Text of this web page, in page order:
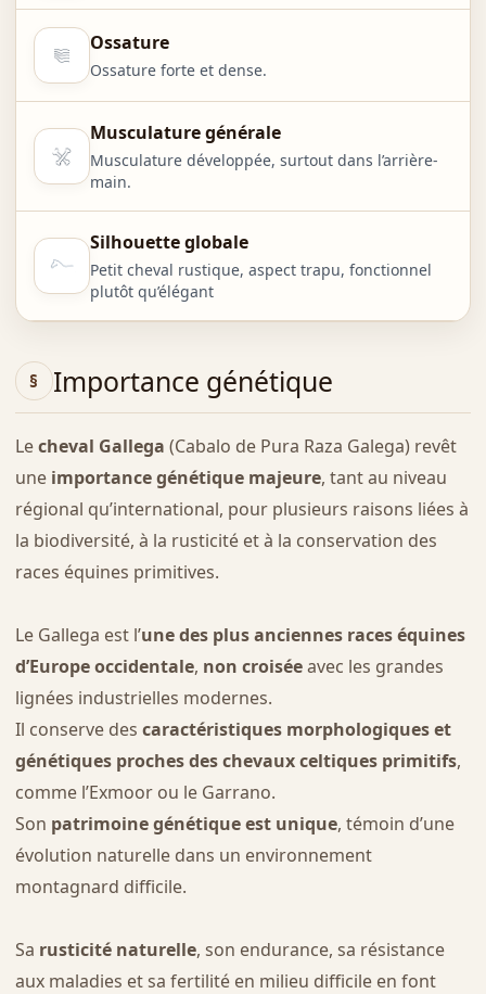
Ossature
Ossature forte et dense.
Musculature générale
Musculature développée, surtout dans l’arrière-
main.
Silhouette globale
Petit cheval rustique, aspect trapu, fonctionnel
plutôt qu’élégant
Importance génétique
Lecheval Gallega (Cabalo de Pura Raza Galega) revêt
une importance génétique majeure, tant au niveau
régional qu’international, pour plusieurs raisons liées à
la biodiversité, à la rusticité et à la conservation des
races équines primitives.
Le Gallega est l’une des plus anciennes races équines
d’Europe occidentale, non croiséeavec les grandes
lignées industrielles modernes.
Il conserve des caractéristiques morphologiques et
génétiques proches des chevaux celtiques primitifs,
comme l’Exmoor ou le Garrano.
Son patrimoine génétique est unique, témoin d’une
évolution naturelle dans un environnement
montagnard difficile.
Sa rusticité naturelle, son endurance, sa résistance
aux maladies et sa fertilité en milieu difficile en font